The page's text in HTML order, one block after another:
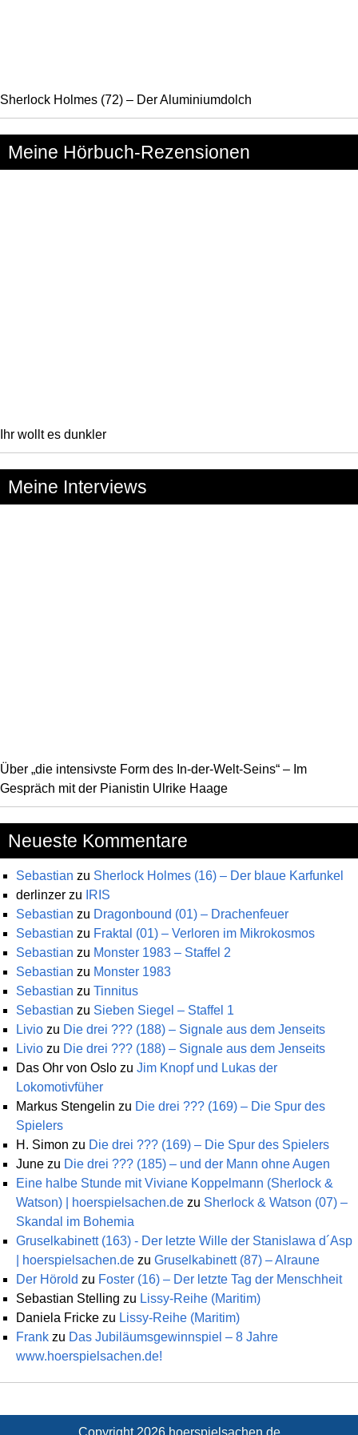
Sherlock Holmes (72) – Der Aluminiumdolch
Meine Hörbuch-Rezensionen
Ihr wollt es dunkler
Meine Interviews
Über „die intensivste Form des In-der-Welt-Seins“ – Im
Gespräch mit der Pianistin Ulrike Haage
Neueste Kommentare
Sebastian zu Sherlock Holmes (16) – Der blaue Karfunkel
derlinzer zu
IRIS
Sebastian zu Dragonbound (01) – Drachenfeuer
Sebastian zu Fraktal (01) – Verloren im Mikrokosmos
Sebastian zu Monster 1983 – Staffel 2
Sebastian zu Monster 1983
Sebastian zu Tinnitus
Sebastian zu Sieben Siegel – Staffel 1
Livio zu Die drei ??? (188) – Signale aus dem Jenseits
Livio zu Die drei ??? (188) – Signale aus dem Jenseits
Das Ohr von Oslo zu Jim Knopf und Lukas der
Lokomotivfüher
Markus Stengelin zu Die drei ??? (169) – Die Spur des
Spielers
H. Simon zu Die drei ??? (169) – Die Spur des Spielers
June zu Die drei ??? (185) – und der Mann ohne Augen
Eine halbe Stunde mit Viviane Koppelmann (Sherlock &
Watson) | hoerspielsachen.de zu Sherlock & Watson (07) –
Skandal im Bohemia
Gruselkabinett (163) - Der letzte Wille der Stanislawa d´Asp
| hoerspielsachen.de zu Gruselkabinett (87) – Alraune
Der Hörold zu Foster (16) – Der letzte Tag der Menschheit
Sebastian Stelling zu Lissy-Reihe (Maritim)
Daniela Fricke zu Lissy-Reihe (Maritim)
Frank zu Das Jubiläumsgewinnspiel – 8 Jahre
www.hoerspielsachen.de!
Copyright 2026 hoerspielsachen.de